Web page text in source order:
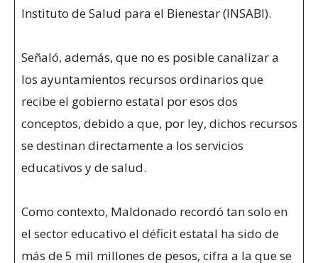
Instituto de Salud para el Bienestar (INSABI).
Señaló, además, que no es posible canalizar a
los ayuntamientos recursos ordinarios que
recibe el gobierno estatal por esos dos
conceptos, debido a que, por ley, dichos recursos
se destinan directamente a los servicios
educativos y de salud.
Como contexto, Maldonado recordó tan solo en
el sector educativo el déficit estatal ha sido de
más de 5 mil millones de pesos, cifra a la que se